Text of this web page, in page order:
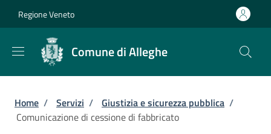
Regione Veneto
Comune di Alleghe
Briciole di pane
Home / Servizi / Giustizia e sicurezza pubblica /
Comunicazione di cessione di fabbricato